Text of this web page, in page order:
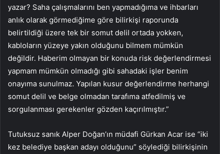
yazar? Saha çalışmalarını ben yapmadığıma ve ihbarları
anlık olarak görmediğime göre bilirkişi raporunda
belirtildiği üzere tek bir somut delil ortada yokken,
kabloların yüzeye yakın olduğunu bilmem mümkün
değildir. Haberim olmayan bir konuda risk değerlendirmesi
yapmam mümkün olmadığı gibi sahadaki işler benim
onayıma sunulmaz. Yapılan kusur değerlendirme herhangi
somut delil ve belge olmadan tarafıma atfedilmiş ve
sorgulanması gerekenler gözden kaçırılmıştır.”
Tutuksuz sanık Alper Doğan’ın müdafi Gürkan Acar ise “iki
kez belediye başkan adayı olduğunu” söylediği bilirkişinin